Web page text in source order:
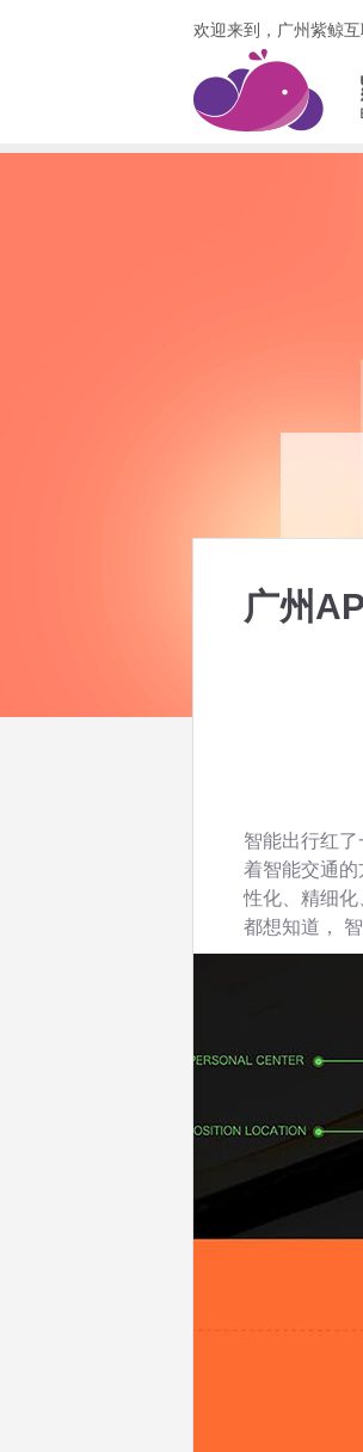
欢迎来到，广州紫鲸
广州
智能出行红
着智能交通的
性化、精细
都想知道，